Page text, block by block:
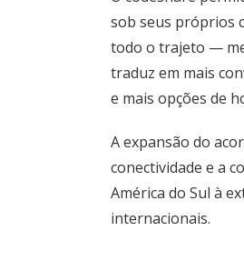
sob seus próprios
todo o trajeto —
traduz em mais
e mais opções de
A expansão do
conectividade e a
América do Sul à
internacionais.